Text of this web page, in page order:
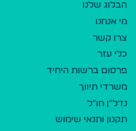
הבלוג שלנו
מי אנחנו
צרו קשר
כלי עזר
פרסום ברשות היחיד
משרדי תיווך
נדל"ן חו"ל
תקנון ותנאי שימוש